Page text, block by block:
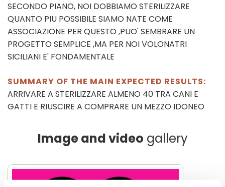
SECONDO PIANO, NOI DOBBIAMO STERILIZZARE
QUANTO PIU POSSIBILE SIAMO NATE COME
ASSOCIAZIONE PER QUESTO ,PUO' SEMBRARE UN
PROGETTO SEMPLICE ,MA PER NOI VOLONATRI
SICILIANI E' FONDAMENTALE
SUMMARY OF THE MAIN EXPECTED RESULTS:
ARRIVARE A STERILIZZARE ALMENO 40 TRA CANI E
GATTI E RIUSCIRE A COMPRARE UN MEZZO IDONEO
Image and video gallery